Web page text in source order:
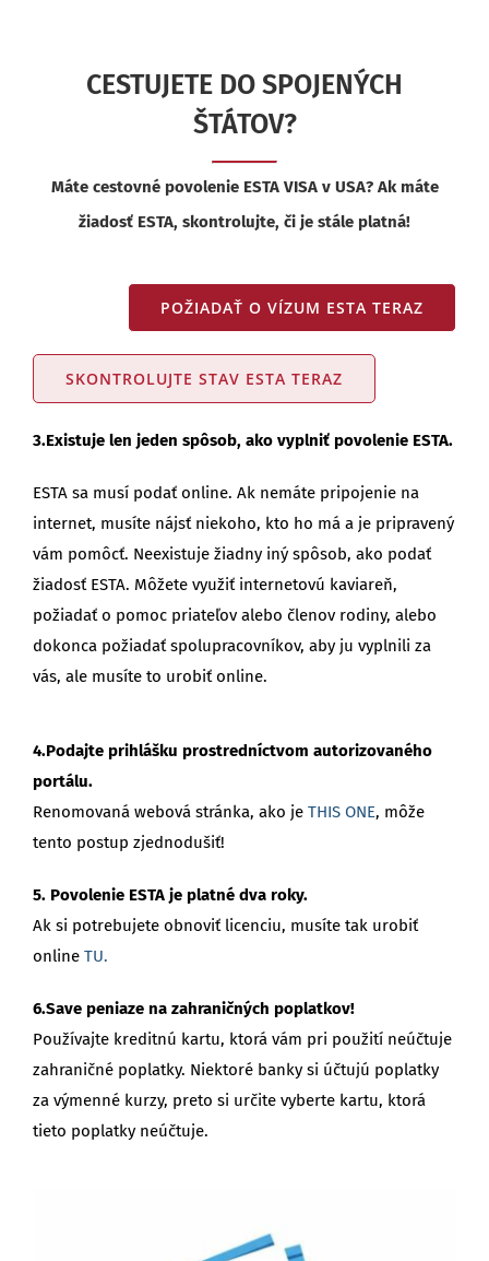
CESTUJETE DO SPOJENÝCH
ŠTÁTOV?
Máte cestovné povolenie ESTA VISA v USA? Ak máte
žiadosť ESTA, skontrolujte, či je stále platná!
POŽIADAŤ O VÍZUM ESTA TERAZ
SKONTROLUJTE STAV ESTA TERAZ
3.Existuje len jeden spôsob, ako vyplniť povolenie ESTA.
ESTA sa musí podať online. Ak nemáte pripojenie na
internet, musíte nájsť niekoho, kto ho má a je pripravený
vám pomôcť. Neexistuje žiadny iný spôsob, ako podať
žiadosť ESTA. Môžete využiť internetovú kaviareň,
požiadať o pomoc priateľov alebo členov rodiny, alebo
dokonca požiadať spolupracovníkov, aby ju vyplnili za
vás, ale musíte to urobiť online.
4.Podajte prihlášku prostredníctvom autorizovaného
portálu.
Renomovaná webová stránka, ako je THIS ONE, môže
tento postup zjednodušiť!
5. Povolenie ESTA je platné dva roky.
Ak si potrebujete obnoviť licenciu, musíte tak urobiť
online TU.
6.Save peniaze na zahraničných poplatkov!
Používajte kreditnú kartu, ktorá vám pri použití neúčtuje
zahraničné poplatky. Niektoré banky si účtujú poplatky
za výmenné kurzy, preto si určite vyberte kartu, ktorá
tieto poplatky neúčtuje.